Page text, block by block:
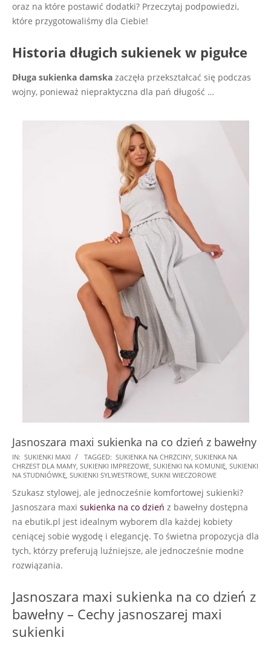
oraz na które postawić dodatki? Przeczytaj podpowiedzi,
które przygotowaliśmy dla Ciebie!
Historia długich sukienek w pigułce
Długa sukienka damska zaczęła przekształcać się podczas
wojny, ponieważ niepraktyczna dla pań długość …
Jasnoszara maxi sukienka na co dzień z bawełny
2024-
09-
IN: SUKIENKI MAXI TAGGED: SUKIENKA NA CHRZCINY, SUKIENKA NA
CHRZEST DLA MAMY, SUKIENKI IMPREZOWE, SUKIENKI NA KOMUNIĘ, SUKIENKI
NA STUDNIÓWKĘ, SUKIENKI SYLWESTROWE, SUKNI WIECZOROWE
Szukasz stylowej, ale jednocześnie komfortowej sukienki?
Jasnoszara maxi sukienka na co dzień z bawełny dostępna
na ebutik.pl jest idealnym wyborem dla każdej kobiety
ceniącej sobie wygodę i elegancję. To świetna propozycja dla
tych, którzy preferują luźniejsze, ale jednocześnie modne
rozwiązania.
Jasnoszara maxi sukienka na co dzień z
bawełny – Cechy jasnoszarej maxi
sukienki